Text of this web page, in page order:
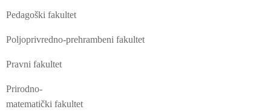
Pedagoški fakultet
Poljoprivredno-prehrambeni fakultet
Pravni fakultet
Prirodno-
matematički fakultet